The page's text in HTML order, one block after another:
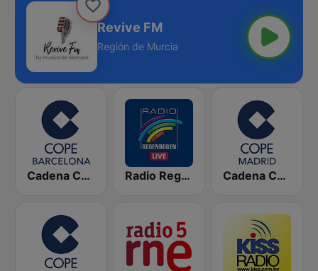
Revive FM
Región de Murcia
Cadena COPE Barcelona FM Radio Regenbogen Cadena COPE Madrid